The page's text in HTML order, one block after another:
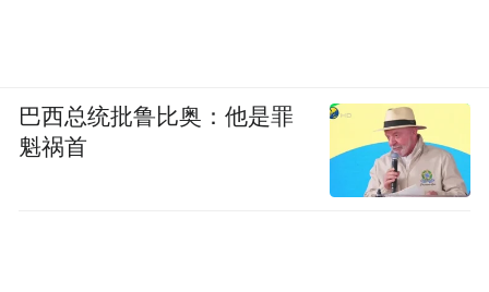
巴西总统批鲁比奥：他是罪
魁祸首